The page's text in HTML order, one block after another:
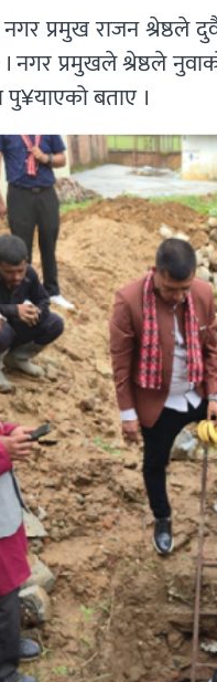
प्रमुख राजन
। नगर प्रमुखले श्रेष्ठले
बताए ।